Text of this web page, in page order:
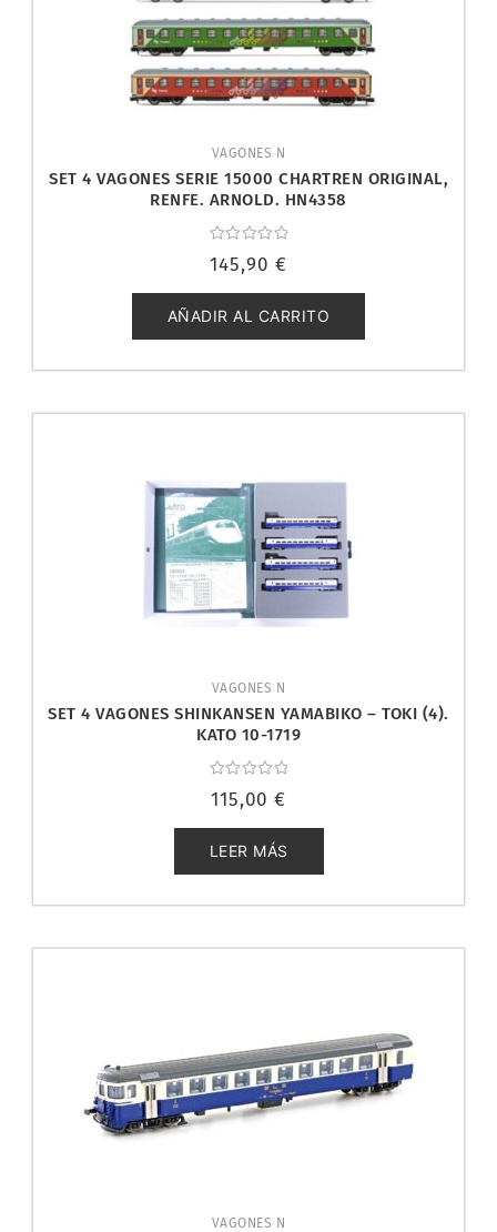
VAGONES N
SET 4 VAGONES SERIE 15000 CHARTREN ORIGINAL,
RENFE. ARNOLD. HN4358
con
de
5
145,90 €
AÑADIR AL CARRITO
VAGONES N
SET 4 VAGONES SHINKANSEN YAMABIKO – TOKI (4).
KATO 10-1719
con
de
5
115,00 €
LEER MÁS
VAGONES N